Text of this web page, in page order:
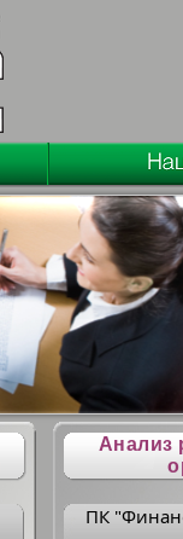
Анализ
ПК